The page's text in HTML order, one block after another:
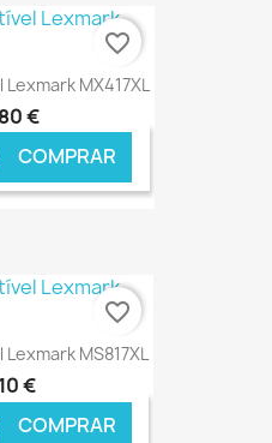
€ ONLINE
MX417XL
€
COMPRAR
€ ONLINE
favorite_border
MS817XL
€
COMPRAR
favorite_border